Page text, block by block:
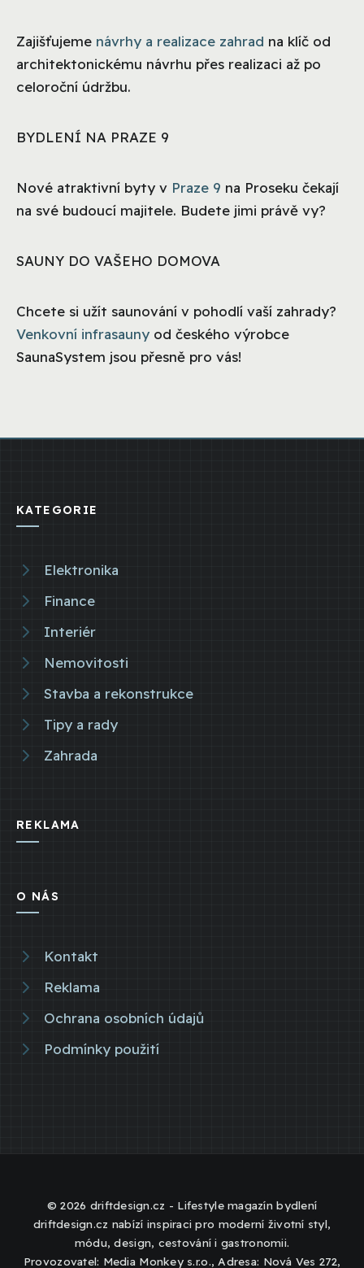
Zajišťujeme návrhy a realizace zahrad na klíč od
architektonickému návrhu přes realizaci až po
celoroční údržbu.
BYDLENÍ NA PRAZE 9
Nové atraktivní byty v Praze 9 na Proseku čekají
na své budoucí majitele. Budete jimi právě vy?
SAUNY DO VAŠEHO DOMOVA
Chcete si užít saunování v pohodlí vaší zahrady?
Venkovní infrasauny od českého výrobce
SaunaSystem jsou přesně pro vás!
KATEGORIE
Elektronika
Finance
Interiér
Nemovitosti
Stavba a rekonstrukce
Tipy a rady
Zahrada
REKLAMA
O NÁS
Kontakt
Reklama
Ochrana osobních údajů
Podmínky použití
© 2026 driftdesign.cz - Lifestyle magazín bydlení
driftdesign.cz nabízí inspiraci pro moderní životní styl,
módu, design, cestování i gastronomii.
Provozovatel: Media Monkey s.r.o., Adresa: Nová Ves 272,